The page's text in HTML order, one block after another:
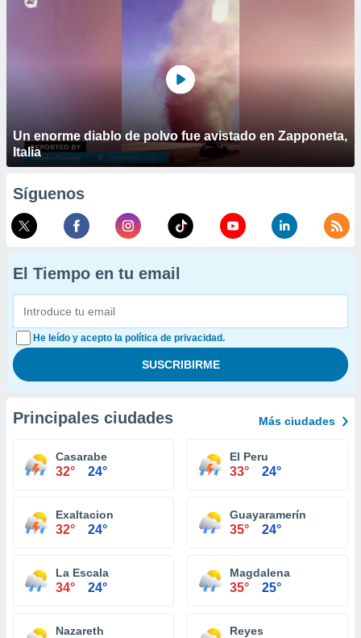
Un enorme diablo de polvo fue avistado en Zapponeta,
Italia
Síguenos
El Tiempo en tu email
He leído y acepto la política de privacidad.
Principales ciudades Más ciudades
Casarabe
32° 24°
El Peru
33° 24°
Exaltacion
32° 24°
Guayaramerín
35° 24°
La Escala
34° 24°
Magdalena
35° 25°
Nazareth Reyes